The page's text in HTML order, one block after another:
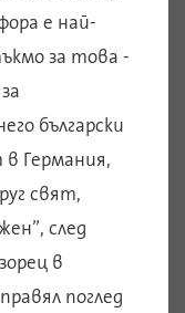
е най-
за това -
български
Германия,
свят,
след
в
поглед